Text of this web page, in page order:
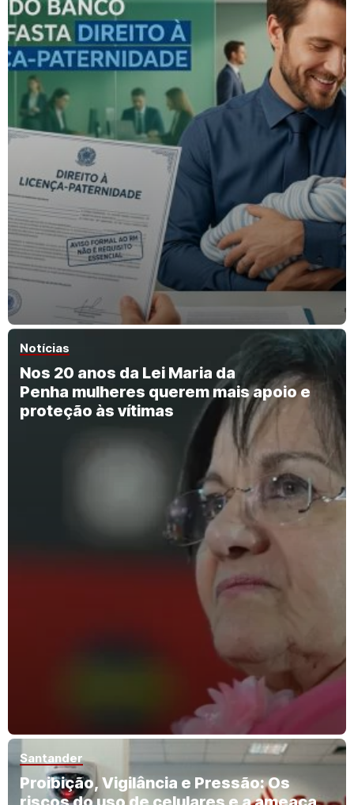
Notícias
Nos 20 anos da Lei Maria da
Penha mulheres querem mais apoio e
proteção às vítimas
Santander
Proibição, Vigilância e Pressão: Os